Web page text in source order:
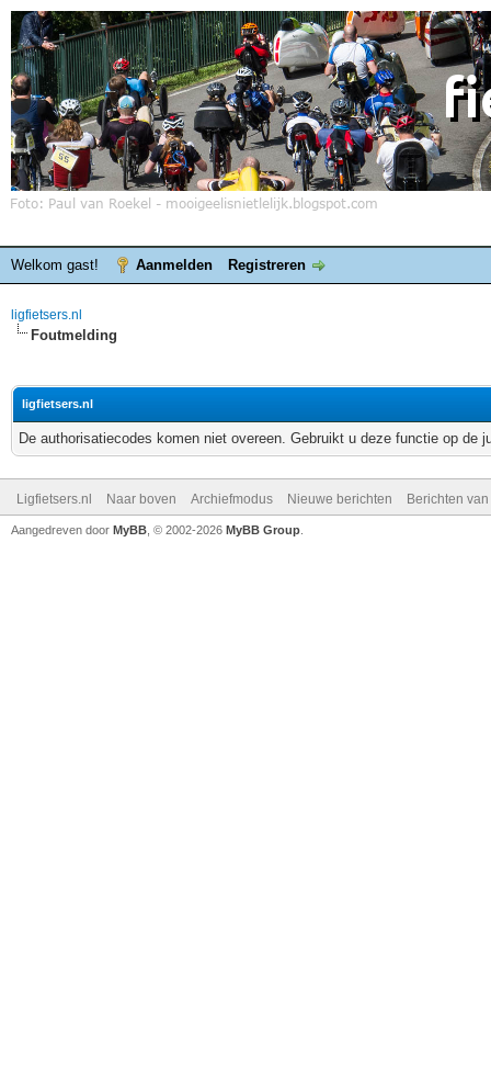
Welkom gast! Aanmelden Registreren
ligfietsers.nl
Foutmelding
ligfietsers.nl
De authorisatiecodes komen niet overeen. Gebruikt u deze functie op de
Ligfietsers.nl Naar boven Archiefmodus Nieuwe berichten Berichten
Aangedreven door MyBB , © 2002-2026 MyBB Group